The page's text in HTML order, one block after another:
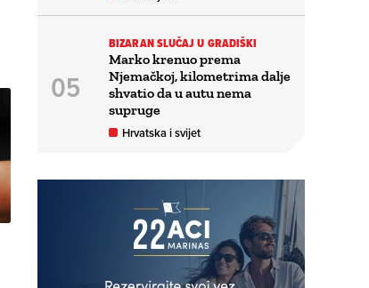
BIZARAN SLUČAJ U GRADIŠKI
Marko krenuo prema
Njemačkoj, kilometrima dalje
shvatio da u autu nema
supruge
Hrvatska i svijet